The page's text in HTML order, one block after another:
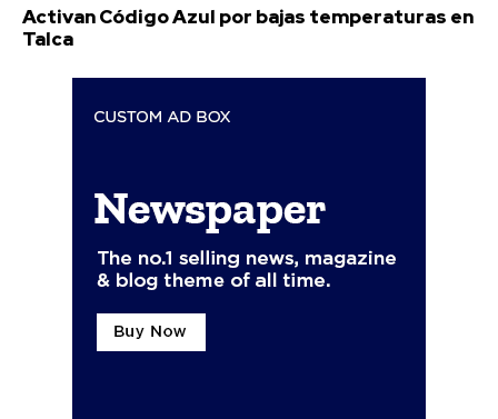
Activan Código Azul por bajas temperaturas en
Talca